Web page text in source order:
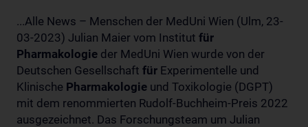
...Alle News – Menschen der MedUni Wien (Ulm, 23-
03-2023) Julian Maier vom Institut für
Pharmakologie der MedUni Wien wurde von der
Deutschen Gesellschaft für Experimentelle und
Klinische Pharmakologie und Toxikologie (DGPT)
mit dem renommierten Rudolf-Buchheim-Preis 2022
ausgezeichnet. Das Forschungsteam um Julian